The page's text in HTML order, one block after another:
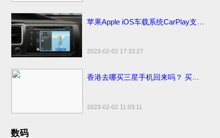
苹果Apple iOS车载系统CarPlay支持哪些更多汽车品牌
2023-02-02 17:33:27
香港去哪买三星手机回来吗？ 买香港便宜售价手机市场地点和网站
2023-02-02 11:03:11
数码